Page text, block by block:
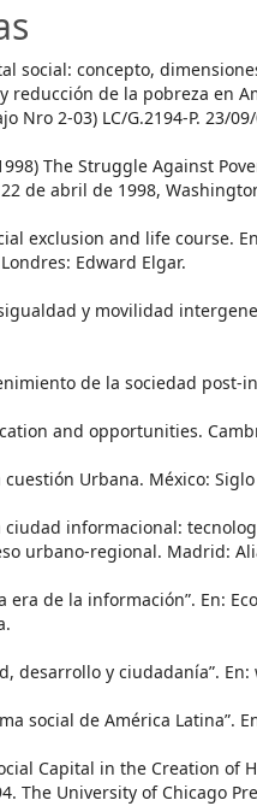
social: concepto,
reducción de la pobreza en
Nro 2-03) LC/G.2194-P. 23/
The Struggle Against
de abril de 1998,
exclusion and life course.
Edward Elgar.
y movilidad
de la sociedad
and opportunities.
cuestión Urbana. México: Siglo
ciudad informacional:
urbano-regional. Madrid:
era de la información”. En:
desarrollo y ciudadanía”.
social de América Latina”.
Capital in the Creation of
The University of Chicago